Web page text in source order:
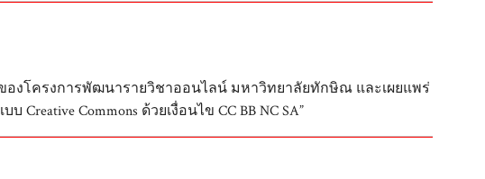
องโครงการพัฒนารายวิชาออนไลน์ มหาวิทยาลัยทักษิณ และเผยแพร่
Commons ด้วยเงื่อนไข CC BB NC SA”